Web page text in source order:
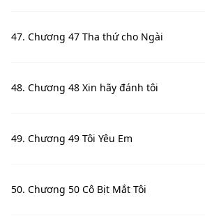
47. Chương 47 Tha thứ cho Ngài
48. Chương 48 Xin hãy đánh tôi
49. Chương 49 Tôi Yêu Em
50. Chương 50 Cô Bịt Mắt Tôi